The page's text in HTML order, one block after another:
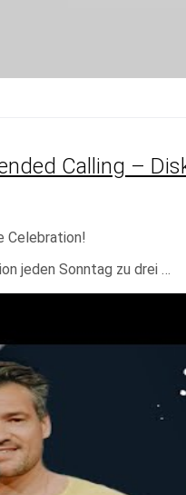
Calling –
Celebration!
jeden Sonntag zu drei …